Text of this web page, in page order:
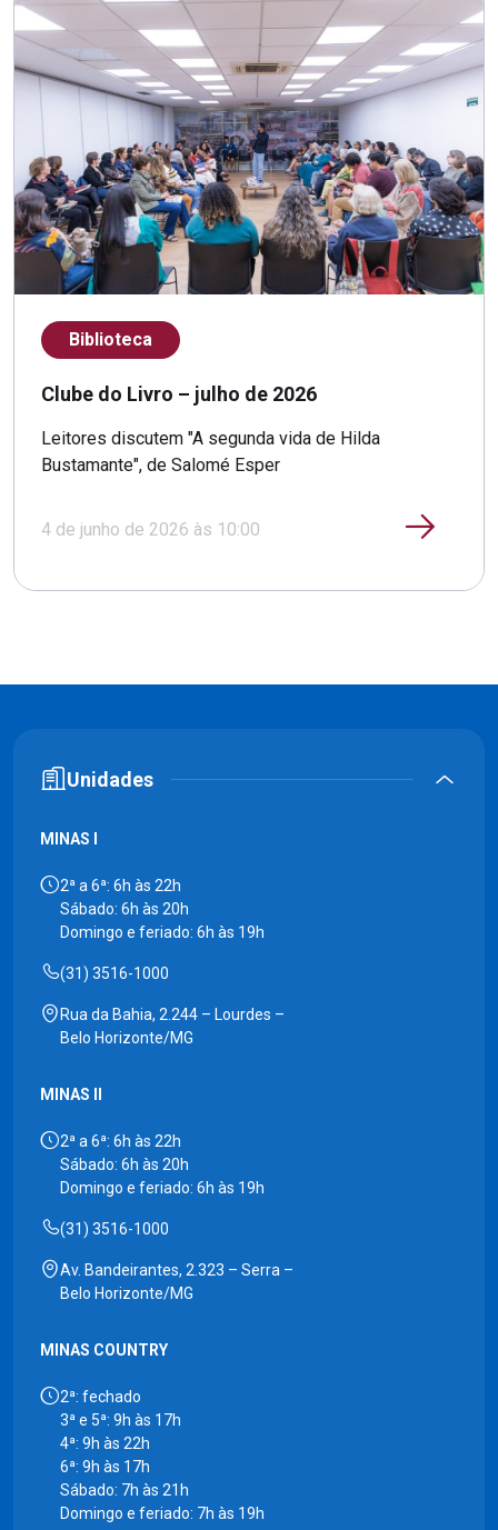
Biblioteca
Clube do Livro – julho de 2026
Leitores discutem "A segunda vida de Hilda
Bustamante", de Salomé Esper
4 de junho de 2026 às 10:00
Unidades
MINAS I
2ª a 6ª: 6h às 22h
Sábado: 6h às 20h
Domingo e feriado: 6h às 19h
(31) 3516-1000
Rua da Bahia, 2.244 – Lourdes –
Belo Horizonte/MG
MINAS II
2ª a 6ª: 6h às 22h
Sábado: 6h às 20h
Domingo e feriado: 6h às 19h
(31) 3516-1000
Av. Bandeirantes, 2.323 – Serra –
Belo Horizonte/MG
MINAS COUNTRY
2ª: fechado
3ª e 5ª: 9h às 17h
4ª: 9h às 22h
6ª: 9h às 17h
Sábado: 7h às 21h
Domingo e feriado: 7h às 19h